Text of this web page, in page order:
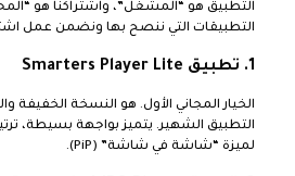
التطبيق هو “المشغل”، واشتراكنا هو
التطبيقات التي ننصح بها ونضمن عمل
1. تطبيق Smarters Player Lite
الخيار المجاني الأول. هو النسخة الخفيفة
التطبيق الشهير. يتميز بواجهة بسيطة،
لميزة “شاشة في شاشة” (PiP).